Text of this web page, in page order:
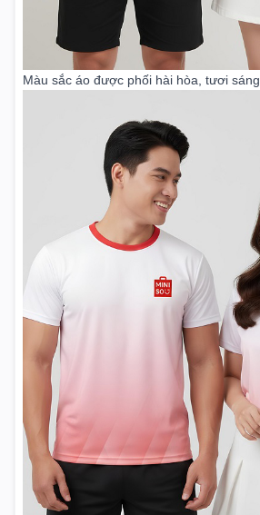
Màu sắc áo được phối hài hòa, tươi sáng